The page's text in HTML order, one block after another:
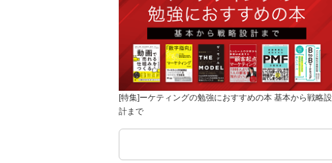
[特集]ーケティングの勉強におすすめの本 基本から戦略設
計まで